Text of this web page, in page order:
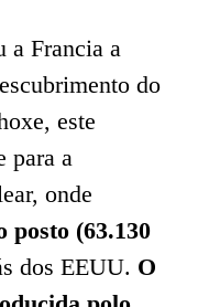
a Francia a
do
este
para a
onde
posto (63.130
dos EEUU. O